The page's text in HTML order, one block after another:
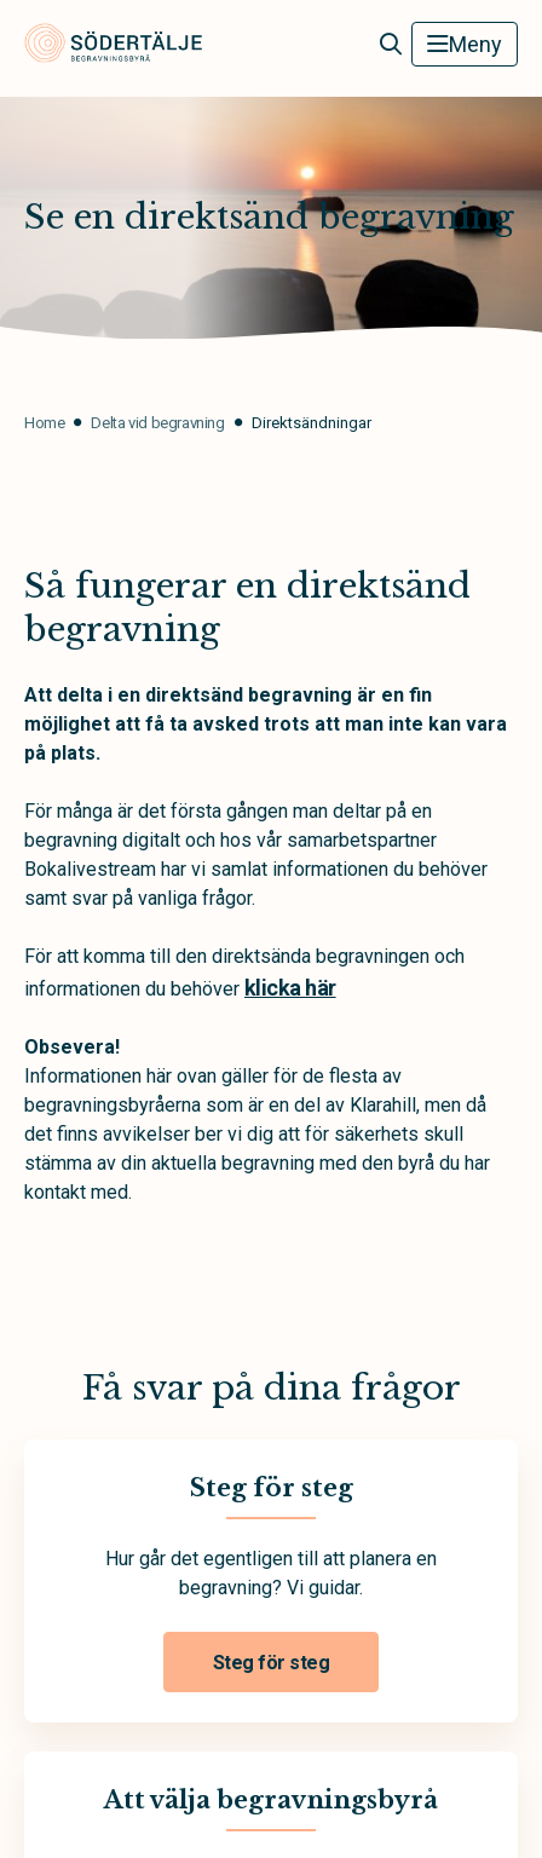
Södertälje Begravningsbyrå Meny
Se en direktsänd begravning
Home Delta vid begravning Direktsändningar
Så fungerar en direktsänd
begravning
Att delta i en direktsänd begravning är en fin
möjlighet att få ta avsked trots att man inte kan vara
på plats.
För många är det första gången man deltar på en
begravning digitalt och hos vår samarbetspartner
Bokalivestream har vi samlat informationen du behöver
samt svar på vanliga frågor.
För att komma till den direktsända begravningen och
informationen du behöver klicka här
Obsevera!
Informationen här ovan gäller för de flesta av
begravningsbyråerna som är en del av Klarahill, men då
det finns avvikelser ber vi dig att för säkerhets skull
stämma av din aktuella begravning med den byrå du har
kontakt med.
Få svar på dina frågor
Steg för steg
Hur går det egentligen till att planera en
begravning? Vi guidar.
Steg för steg
Att välja begravningsbyrå